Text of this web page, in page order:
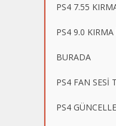
PS4 7.55
PS4 9.0
BURADA
PS4 FAN SESİ
PS4